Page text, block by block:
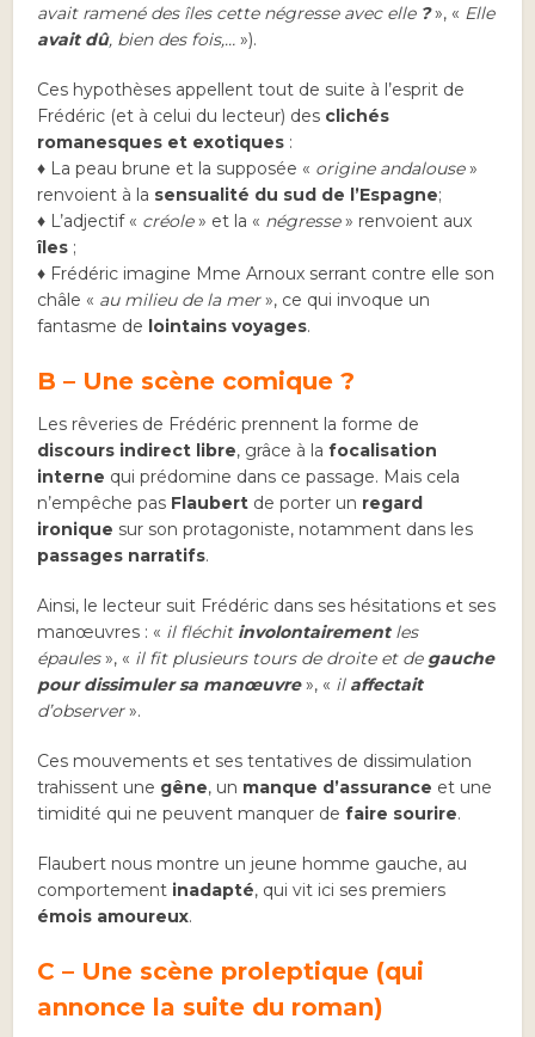
avait ramené des îles cette négresse avec elle ? », « Elle
avait dû, bien des fois,… »).
Ces hypothèses appellent tout de suite à l’esprit de
Frédéric (et à celui du lecteur) des clichés
romanesques et exotiques :
♦ La peau brune et la supposée « origine andalouse»
renvoient à la sensualité du sud de l’Espagne;
♦ L’adjectif « créole» et la « négresse» renvoient aux
îles ;
♦ Frédéric imagine Mme Arnoux serrant contre elle son
châle « au milieu de la mer», ce qui invoque un
fantasme de lointains voyages.
B – Une scène comique ?
Les rêveries de Frédéric prennent la forme de
discours indirect libre, grâce à lafocalisation
interne qui prédomine dans ce passage. Mais cela
n’empêche pas Flaubert de porter un regard
ironique sur son protagoniste, notamment dans les
passages narratifs.
Ainsi, le lecteur suit Frédéric dans ses hésitations et ses
manœuvres : « il fléchit involontairementles
épaules», « il fit plusieurs tours de droite et de gauche
pour dissimuler sa manœuvre», « il affectait
d’observer».
Ces mouvements et ses tentatives de dissimulation
trahissent une gêne, un manque d’assurance et une
timidité qui ne peuvent manquer defaire sourire.
Flaubert nous montre un jeune homme gauche, au
comportement inadapté, qui vit ici ses premiers
émois amoureux.
C – Une scène proleptique (qui
annonce la suite du roman)